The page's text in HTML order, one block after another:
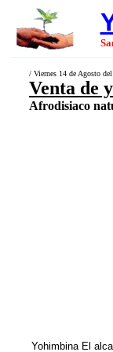
/ Viernes 14 de Agosto
Venta de
Afrodisiaco
Yohimbina El